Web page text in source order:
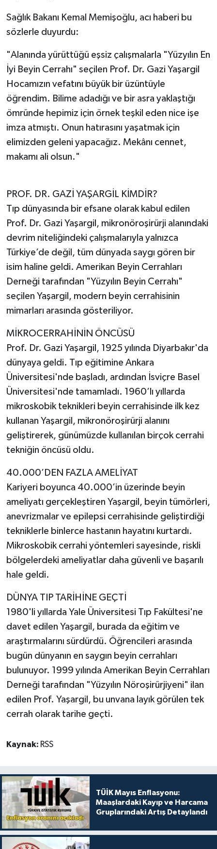
Sağlık Bakanı Kemal Memişoğlu, acı haberi bu
sözlerle duyurdu:
"Alanında yürüttüğü eşsiz çalışmalarla "Yüzyılın En
İyi Beyin Cerrahı" seçilen Prof. Dr. Gazi Yaşargil
Hocamızın vefatını büyük bir üzüntüyle
öğrendim. Bilime adadığı ve bir asra yaklaştığı
ömründe hepimiz için örnek teşkil eden nice işe
imza atmıştı. Onun hatırasını yaşatmak için
elimizden geleni yapacağız. Mekânı cennet,
makamı ali olsun."
PROF. DR. GAZİ YAŞARGİL KİMDİR?
Tıp dünyasında bir efsane olarak kabul edilen
Prof. Dr. Gazi Yaşargil, mikronöroşirürji alanındaki
devrim niteliğindeki çalışmalarıyla yalnızca
Türkiye’de değil, tüm dünyada saygı gören bir
isim haline geldi. Amerikan Beyin Cerrahları
Derneği tarafından "Yüzyılın Beyin Cerrahı"
seçilen Yaşargil, modern beyin cerrahisinin
mimarları arasında gösteriliyor.
MİKROCERRAHİNİN ÖNCÜSÜ
Prof. Dr. Gazi Yaşargil, 1925 yılında Diyarbakır'da
dünyaya geldi. Tıp eğitimine Ankara
Üniversitesi'nde başladı, ardından İsviçre Basel
Üniversitesi'nde tamamladı. 1960’lı yıllarda
mikroskobik teknikleri beyin cerrahisinde ilk kez
kullanan Yaşargil, mikronöroşirürji alanını
geliştirerek, günümüzde kullanılan birçok cerrahi
tekniğin öncüsü oldu.
40.000’DEN FAZLA AMELİYAT
Kariyeri boyunca 40.000’in üzerinde beyin
ameliyatı gerçekleştiren Yaşargil, beyin tümörleri,
anevrizmalar ve epilepsi cerrahisinde geliştirdiği
tekniklerle binlerce hastanın hayatını kurtardı.
Mikroskobik cerrahi yöntemleri sayesinde, riskli
bölgelerdeki ameliyatlar daha güvenli ve başarılı
hale geldi.
DÜNYA TIP TARİHİNE GEÇTİ
1980'li yıllarda Yale Üniversitesi Tıp Fakültesi'ne
davet edilen Yaşargil, burada da eğitim ve
araştırmalarını sürdürdü. Öğrencileri arasında
bugün dünyanın en saygın beyin cerrahları
bulunuyor. 1999 yılında Amerikan Beyin Cerrahları
Derneği tarafından "Yüzyılın Nöroşirürjiyeni" ilan
edilen Prof. Yaşargil, bu unvana layık görülen tek
cerrah olarak tarihe geçti.
Kaynak: RSS
TÜİK Mayıs Enflasyonu:
Maaşlardaki Kayıp ve Harcama
Gruplarındaki Artış Detaylandı